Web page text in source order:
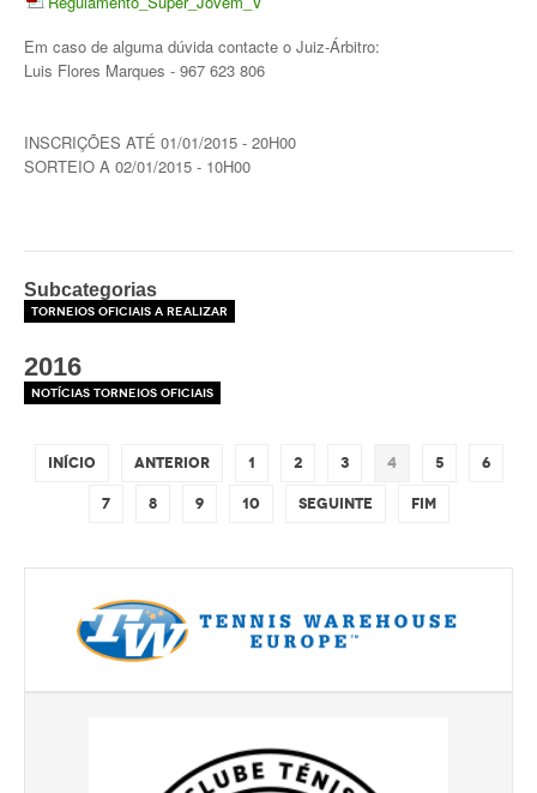
Mapa do Site
Clube Ténis Paço do Lumiar
Em caso de alguma dúvida contacte o Juiz-Árbitro:
Luis Flores Marques - 967 623 806
INSCRIÇÕES ATÉ 01/01/2015 - 20H00
SORTEIO A 02/01/2015 - 10H00
Subcategorias
Torneios Oficiais a Realizar
2016
Notícias Torneios Oficiais
Início Anterior 1 2 3 4 5 6
7 8 9 10 Seguinte Fim